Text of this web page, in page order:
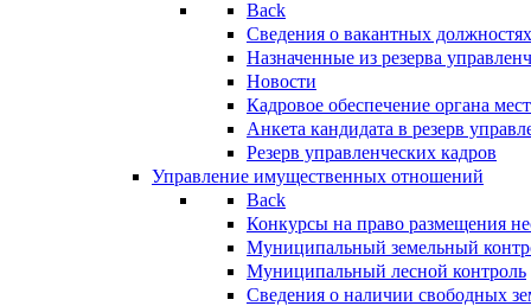
Back
Сведения о вакантных
Назначенные из резерва
Новости
Кадровое обеспечение органа
Анкета кандидата в резерв
Резерв управленческих кадров
Управление имущественных отношений
Back
Конкурсы на право размещения
Муниципальный земельный
Муниципальный лесной контроль
Сведения о наличии свободных